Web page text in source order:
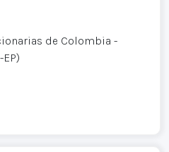
de Colombia -